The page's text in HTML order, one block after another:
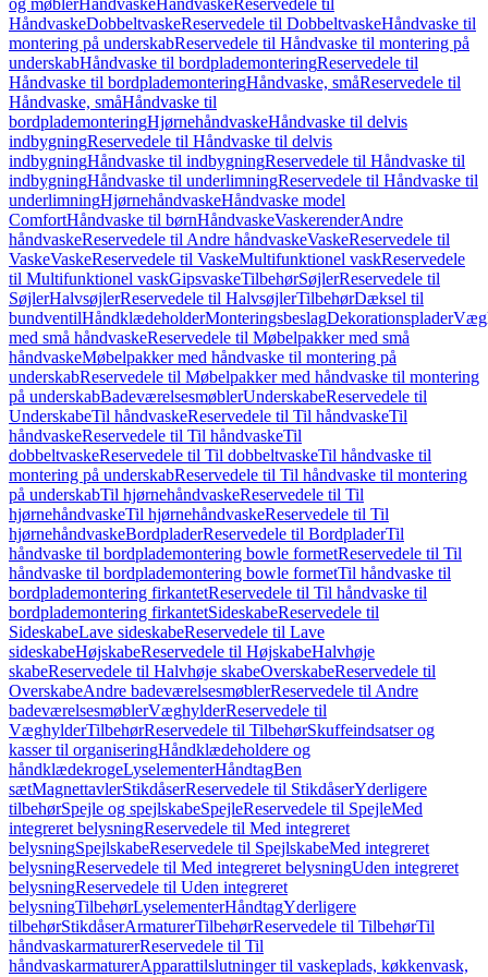
og møblerHåndvaskeHåndvaskeReservedele til
HåndvaskeDobbeltvaskeReservedele til DobbeltvaskeHåndvaske til
montering på underskabReservedele til Håndvaske til montering på
underskabHåndvaske til bordplademonteringReservedele til
Håndvaske til bordplademonteringHåndvaske, småReservedele til
Håndvaske, småHåndvaske til
bordplademonteringHjørnehåndvaskeHåndvaske til delvis
indbygningReservedele til Håndvaske til delvis
indbygningHåndvaske til indbygningReservedele til Håndvaske til
indbygningHåndvaske til underlimningReservedele til Håndvaske til
underlimningHjørnehåndvaskeHåndvaske model
ComfortHåndvaske til børnHåndvaskeVaskerenderAndre
håndvaskeReservedele til Andre håndvaskeVaskeReservedele til
VaskeVaskeReservedele til VaskeMultifunktionel vaskReservedele
til Multifunktionel vaskGipsvaskeTilbehørSøjlerReservedele til
SøjlerHalvsøjlerReservedele til HalvsøjlerTilbehørDæksel til
bundventilHåndklædeholderMonteringsbeslagDekorationsplader
med små håndvaskeReservedele til Møbelpakker med små
håndvaskeMøbelpakker med håndvaske til montering på
underskabReservedele til Møbelpakker med håndvaske til montering
på underskabBadeværelsesmøblerUnderskabeReservedele til
UnderskabeTil håndvaskeReservedele til Til håndvaskeTil
håndvaskeReservedele til Til håndvaskeTil
dobbeltvaskeReservedele til Til dobbeltvaskeTil håndvaske til
montering på underskabReservedele til Til håndvaske til montering
på underskabTil hjørnehåndvaskeReservedele til Til
hjørnehåndvaskeTil hjørnehåndvaskeReservedele til Til
hjørnehåndvaskeBordpladerReservedele til BordpladerTil
håndvaske til bordplademontering bowle formetReservedele til Til
håndvaske til bordplademontering bowle formetTil håndvaske til
bordplademontering firkantetReservedele til Til håndvaske til
bordplademontering firkantetSideskabeReservedele til
SideskabeLave sideskabeReservedele til Lave
sideskabeHøjskabeReservedele til HøjskabeHalvhøje
skabeReservedele til Halvhøje skabeOverskabeReservedele til
OverskabeAndre badeværelsesmøblerReservedele til Andre
badeværelsesmøblerVæghylderReservedele til
VæghylderTilbehørReservedele til TilbehørSkuffeindsatser og
kasser til organiseringHåndklædeholdere og
håndklædekrogeLyselementerHåndtagBen
sætMagnettavlerStikdåserReservedele til StikdåserYderligere
tilbehørSpejle og spejlskabeSpejleReservedele til SpejleMed
integreret belysningReservedele til Med integreret
belysningSpejlskabeReservedele til SpejlskabeMed integreret
belysningReservedele til Med integreret belysningUden integreret
belysningReservedele til Uden integreret
belysningTilbehørLyselementerHåndtagYderligere
tilbehørStikdåserArmaturerTilbehørReservedele til TilbehørTil
håndvaskarmaturerReservedele til Til
håndvaskarmaturerApparattilslutninger til vaskeplads, køkkenvask,